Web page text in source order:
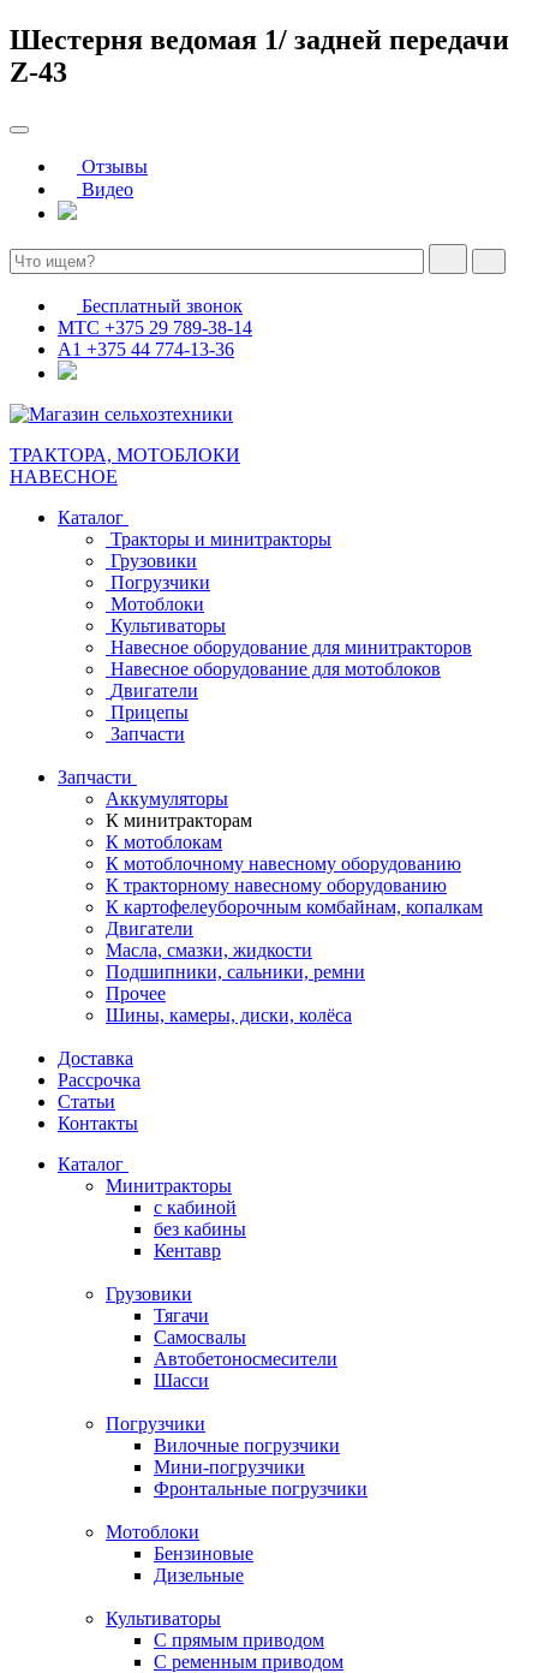
Шестерня ведомая 1/ задней передачи
Z-43
Отзывы
Видео
Бесплатный звонок
МТС +375 29 789-38-14
А1 +375 44 774-13-36
ТРАКТОРА, МОТОБЛОКИ
НАВЕСНОЕ
Каталог
Тракторы и минитракторы
Грузовики
Погрузчики
Мотоблоки
Культиваторы
Навесное оборудование для минитракторов
Навесное оборудование для мотоблоков
Двигатели
Прицепы
Запчасти
Запчасти
Аккумуляторы
К минитракторам
К мотоблокам
К мотоблочному навесному оборудованию
К тракторному навесному оборудованию
К картофелеуборочным комбайнам, копалкам
Двигатели
Масла, смазки, жидкости
Подшипники, сальники, ремни
Прочее
Шины, камеры, диски, колёса
Доставка
Рассрочка
Статьи
Контакты
Каталог
Минитракторы
c кабиной
без кабины
Кентавр
Грузовики
Тягачи
Самосвалы
Автобетоносмесители
Шасси
Погрузчики
Вилочные погрузчики
Мини-погрузчики
Фронтальные погрузчики
Мотоблоки
Бензиновые
Дизельные
Культиваторы
С прямым приводом
С ременным приводом